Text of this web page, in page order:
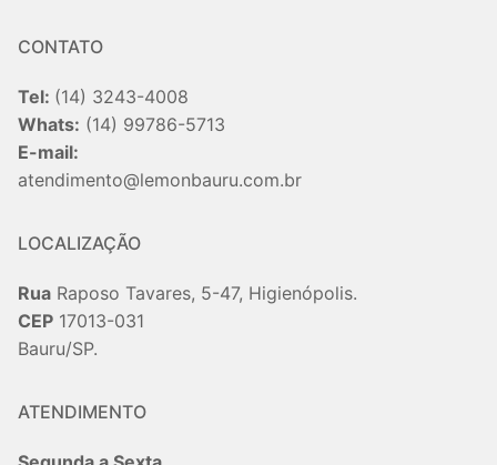
CONTATO
Tel: (14) 3243-4008
Whats: (14) 99786-5713
E-mail:
atendimento@lemonbauru.com.br
LOCALIZAÇÃO
Rua Raposo Tavares, 5-47, Higienópolis.
CEP 17013-031
Bauru/SP.
ATENDIMENTO